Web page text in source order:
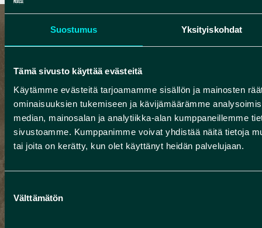
Suostumus Yksityiskohdat
Tämä sivusto käyttää evästeitä
Käytämme evästeitä tarjoamamme sisällön ja mainosten
ominaisuuksien tukemiseen ja kävijämäärämme
median, mainosalan ja analytiikka-alan kumppaneillemme
sivustoamme. Kumppanimme voivat yhdistää näitä tietoja
tai joita on kerätty, kun olet käyttänyt heidän palvelujaan.
valinta
Välttämätön
Unvergessliche Erlebnisse
im Rokua Geopark.
Der Rokua Geopark
und zu lernen.